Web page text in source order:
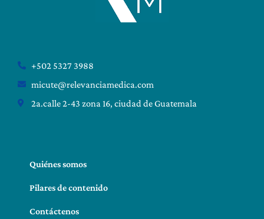
+502 5327 3988
micute@relevanciamedica.com
2a.calle 2-43 zona 16, ciudad de Guatemala
Quiénes somos
Pilares de contenido
Contáctenos